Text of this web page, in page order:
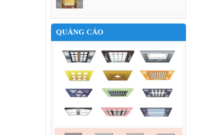
QUẢNG CÁO